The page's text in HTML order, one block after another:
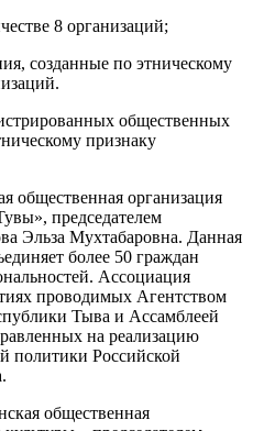
8 организаций;
созданные по этническому
общественных
признаку
организация
председателем
Эльза Мухтабаровна. Данная
более 50 граждан
Ассоциация
проводимых Агентством
Тыва и Ассамблеей
на реализацию
политики Российской
общественная